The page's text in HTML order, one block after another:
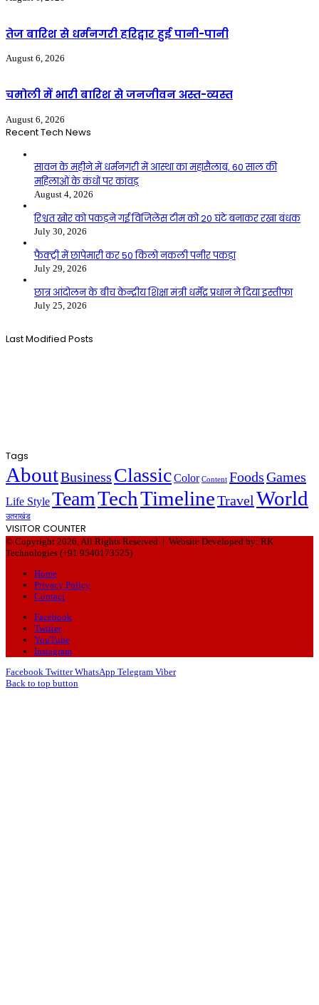
तेज बारिश से धर्मनगरी हरिद्वार हुई पानी-पानी
August 6, 2026
चमोली में भारी बारिश से जनजीवन अस्त-व्यस्त
August 6, 2026
Recent Tech News
सावन के महीने में धर्मनगरी में आस्था का महासैलाब, 60 साल की
महिलाओं के कंधों पर कांवड़
August 4, 2026
रिश्वत खोर को पकड़ने गई विजिलेंस टीम को 20 घंटे बनाकर रखा बंधक
July 30, 2026
फैक्ट्री में छापेमारी कर 50 किलो नकली पनीर पकड़ा
July 29, 2026
छात्र आंदोलन के बीच केन्द्रीय शिक्षा मंत्री धर्मेंद्र प्रधान ने दिया इस्तीफा
July 25, 2026
Last Modified Posts
Tags
AboutBusiness ClassicColor Content FoodsGames
Life StyleTeamTechTimelineTravel World
उतराखंड
VISITOR COUNTER
© Copyright 2026, All Rights Reserved | Website Developed by: RK
Technologies (+91 9540173525)
Home
Privacy Policy
Contact
Facebook
Twitter
YouTube
Instagram
Facebook Twitter WhatsApp Telegram Viber
Back to top button